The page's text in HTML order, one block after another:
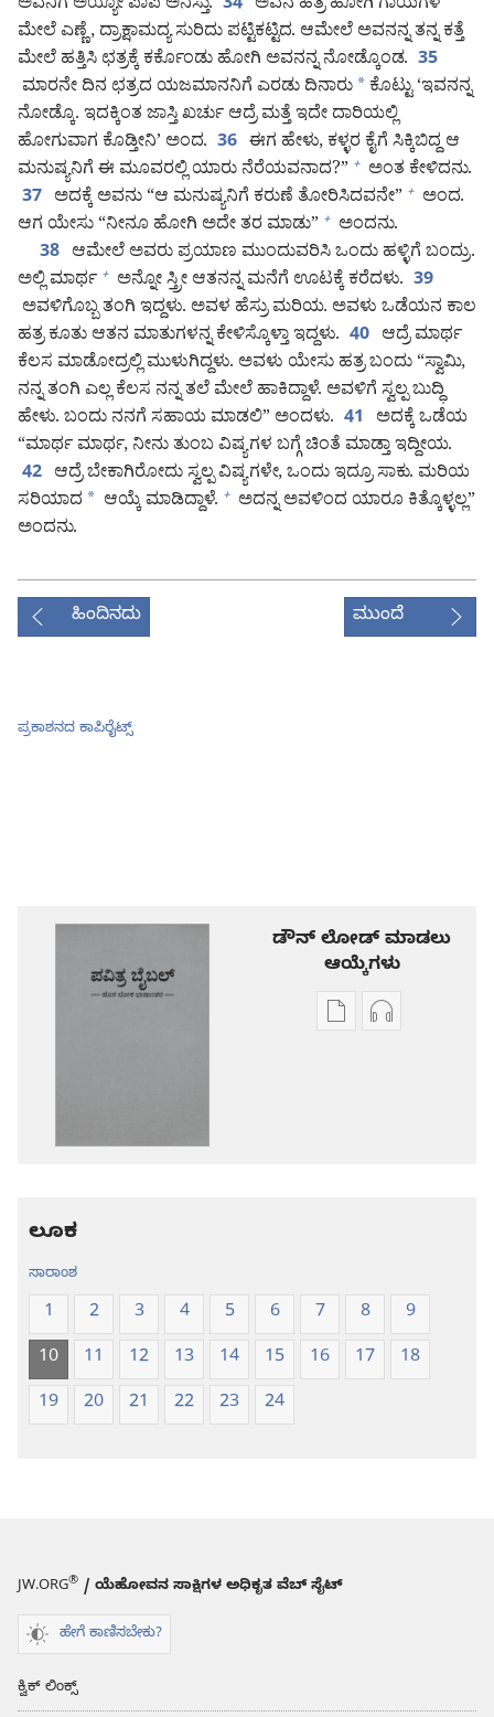
ಅವನಿಗೆ ಅಯ್ಯೋ ಪಾಪ ಅನಿಸ್ತು. 34 ಅವನ ಹತ್ರ ಹೋಗಿ ಗಾಯಗಳ
ಮೇಲೆ ಎಣ್ಣೆ, ದ್ರಾಕ್ಷಾಮದ್ಯ ಸುರಿದು ಪಟ್ಟಿಕಟ್ಟಿದ. ಆಮೇಲೆ ಅವನನ್ನ ತನ್ನ ಕತ್ತೆ
ಮೇಲೆ ಹತ್ತಿಸಿ ಛತ್ರಕ್ಕೆ ಕರ್ಕೊಂಡು ಹೋಗಿ ಅವನನ್ನ ನೋಡ್ಕೊಂಡ. 35
ಮಾರನೇ ದಿನ ಛತ್ರದ ಯಜಮಾನನಿಗೆ ಎರಡು ದಿನಾರು * ಕೊಟ್ಟು ‘ಇವನನ್ನ
ನೋಡ್ಕೊ. ಇದಕ್ಕಿಂತ ಜಾಸ್ತಿ ಖರ್ಚು ಆದ್ರೆ ಮತ್ತೆ ಇದೇ ದಾರಿಯಲ್ಲಿ
ಹೋಗುವಾಗ ಕೊಡ್ತೀನಿ’ ಅಂದ. 36 ಈಗ ಹೇಳು, ಕಳ್ಳರ ಕೈಗೆ ಸಿಕ್ಕಿಬಿದ್ದ ಆ
ಮನುಷ್ಯನಿಗೆ ಈ ಮೂವರಲ್ಲಿ ಯಾರು ನೆರೆಯವನಾದ?” + ಅಂತ ಕೇಳಿದನು.
37 ಅದಕ್ಕೆ ಅವನು “ಆ ಮನುಷ್ಯನಿಗೆ ಕರುಣೆ ತೋರಿಸಿದವನೇ” + ಅಂದ.
ಆಗ ಯೇಸು “ನೀನೂ ಹೋಗಿ ಅದೇ ತರ ಮಾಡು” + ಅಂದನು.
38 ಆಮೇಲೆ ಅವರು ಪ್ರಯಾಣ ಮುಂದುವರಿಸಿ ಒಂದು ಹಳ್ಳಿಗೆ ಬಂದ್ರು.
ಅಲ್ಲಿ ಮಾರ್ಥ + ಅನ್ನೋ ಸ್ತ್ರೀ ಆತನನ್ನ ಮನೆಗೆ ಊಟಕ್ಕೆ ಕರೆದಳು. 39
ಅವಳಿಗೊಬ್ಬ ತಂಗಿ ಇದ್ದಳು. ಅವಳ ಹೆಸ್ರು ಮರಿಯ. ಅವಳು ಒಡೆಯನ ಕಾಲ
ಹತ್ರ ಕೂತು ಆತನ ಮಾತುಗಳನ್ನ ಕೇಳಿಸ್ಕೊಳ್ತಾ ಇದ್ದಳು. 40 ಆದ್ರೆ ಮಾರ್ಥ
ಕೆಲಸ ಮಾಡೋದ್ರಲ್ಲಿ ಮುಳುಗಿದ್ದಳು. ಅವಳು ಯೇಸು ಹತ್ರ ಬಂದು “ಸ್ವಾಮಿ,
ನನ್ನ ತಂಗಿ ಎಲ್ಲ ಕೆಲಸ ನನ್ನ ತಲೆ ಮೇಲೆ ಹಾಕಿದ್ದಾಳೆ. ಅವಳಿಗೆ ಸ್ವಲ್ಪ ಬುದ್ಧಿ
ಹೇಳು. ಬಂದು ನನಗೆ ಸಹಾಯ ಮಾಡಲಿ” ಅಂದಳು. 41
ಅದಕ್ಕೆ ಒಡೆಯ
“ಮಾರ್ಥ ಮಾರ್ಥ, ನೀನು ತುಂಬ ವಿಷ್ಯಗಳ ಬಗ್ಗೆ ಚಿಂತೆ ಮಾಡ್ತಾ ಇದ್ದೀಯ.
42 ಆದ್ರೆ ಬೇಕಾಗಿರೋದು ಸ್ವಲ್ಪ ವಿಷ್ಯಗಳೇ, ಒಂದು ಇದ್ರೂ ಸಾಕು. ಮರಿಯ
ಸರಿಯಾದ * ಆಯ್ಕೆ ಮಾಡಿದ್ದಾಳೆ. + ಅದನ್ನ ಅವಳಿಂದ ಯಾರೂ ಕಿತ್ಕೊಳ್ಳಲ್ಲ”
ಅಂದನು.
ಹಿಂದಿನದು ಮುಂದೆ
ಪ್ರಕಾಶನದ ಕಾಪಿರೈಟ್ಸ್‌
ಡೌನ್ ಲೋಡ್ ಮಾಡಲು
ಆಯ್ಕೆಗಳು
ಪ್ರಕಾಶನಆಡಿಯೋ
ಲೂಕ
ಸಾರಾಂಶ
1 2 3 4 5 6 7 8
9
10
11 12 13 14 15 16 17
18
19
20 21 22 23 24
JW.ORG® / ಯೆಹೋವನ ಸಾಕ್ಷಿಗಳ ಅಧಿಕೃತ ವೆಬ್ ಸೈಟ್
ಹೇಗೆ ಕಾಣಿಸಬೇಕು?
ಕ್ವಿಕ್ ಲಿಂಕ್ಸ್